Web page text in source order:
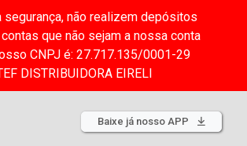
segurança, não realizem depósitos
que não sejam a nossa conta
CNPJ é: 27.717.135/0001-29
DISTRIBUIDORA EIRELI
Baixe já nosso APP